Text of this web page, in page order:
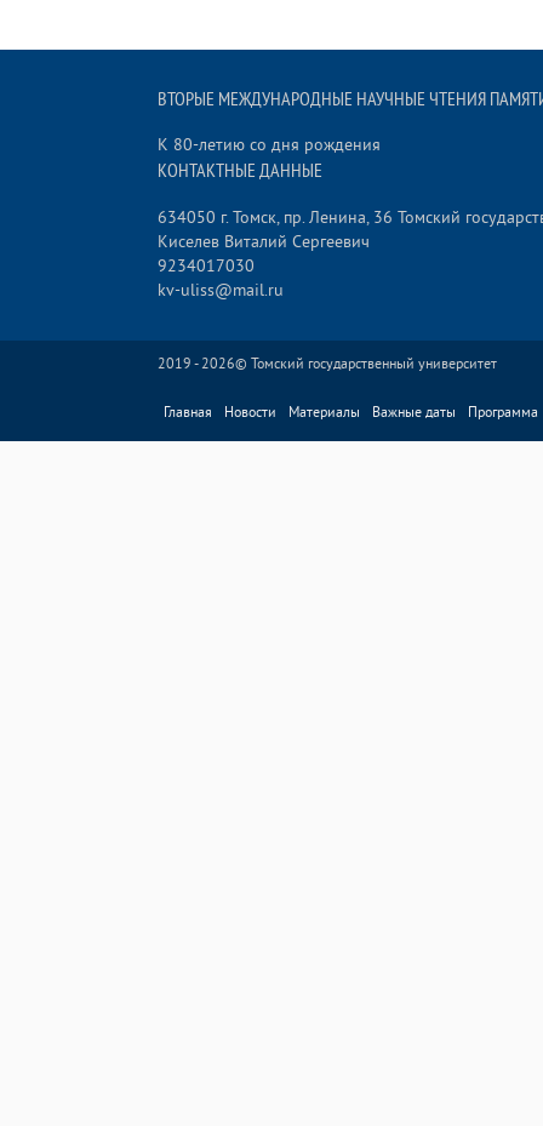
ВТОРЫЕ МЕЖДУНАРОДНЫЕ НАУЧНЫЕ ЧТЕНИЯ
К 80-летию со дня рождения
КОНТАКТНЫЕ ДАННЫЕ
634050 г. Томск, пр. Ленина, 36 Томский
Киселев Виталий Сергеевич
9234017030
kv-uliss@mail.ru
2019 - 2026© Томский государственный университет
Главная Новости Материалы Важные даты Программа